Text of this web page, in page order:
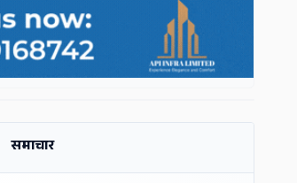
समाचार